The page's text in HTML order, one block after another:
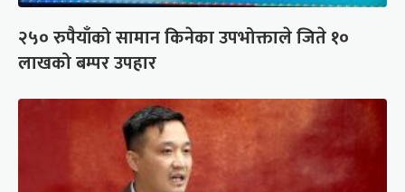
२५० रुपैयाँको सामान किनेका उपभोक्ताले जिते १०
लाखको बम्पर उपहार